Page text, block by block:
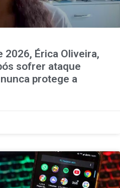
2026, Érica Oliveira,
sofrer ataque
protege a